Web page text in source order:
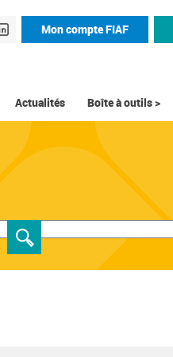
Mon compte FIAF
Actualités Boîte à outils >